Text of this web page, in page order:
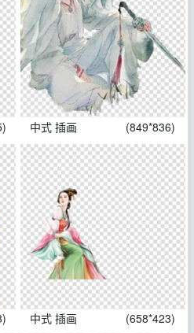
中式 插画 (849*836)
中式 插画 (658*423)